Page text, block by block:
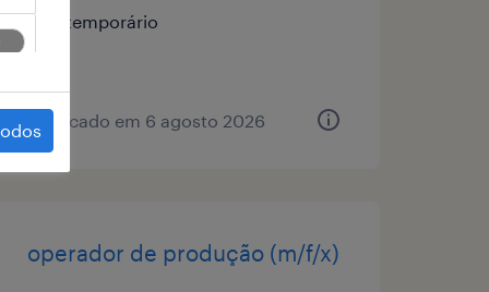
temporário
publicado em 6 agosto 2026
operador de produção (m/f/x)